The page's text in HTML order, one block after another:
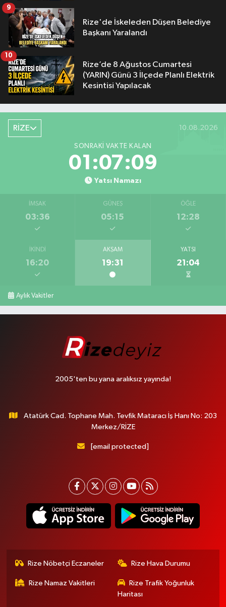
Rize'de İskeleden Düşen Belediye
Başkanı Yaralandı
9
Rize’de 8 Ağustos Cumartesi
(YARIN) Günü 3 İlçede Planlı Elektrik
Kesintisi Yapılacak
10
RİZE 10.08.2026
SONRAKI VAKTE KALAN
01:07:08
Yatsı Namazı
İMSAK
03:36
GÜNEŞ
05:15
ÖĞLE
12:28
İKINDI
16:20
AKŞAM
19:31
YATSI
21:04
Aylık Vakitler
2005'ten bu yana aralıksız yayında!
Atatürk Cad. Tophane Mah. Tevfik Mataracı İş Hanı No: 203
Merkez/RİZE
[email protected]
Rize Nöbetçi Eczaneler Rize Hava Durumu
Rize Namaz Vakitleri
Rize Trafik Yoğunluk
Haritası